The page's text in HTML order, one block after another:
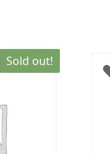
Sold out!